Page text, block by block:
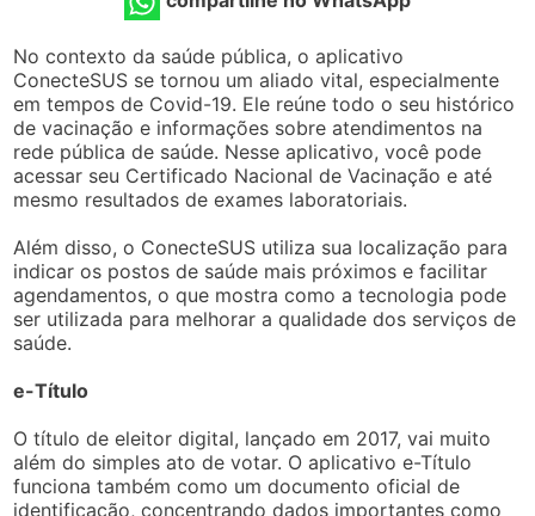
No contexto da saúde pública, o aplicativo
ConecteSUS se tornou um aliado vital, especialmente
em tempos de Covid-19. Ele reúne todo o seu histórico
de vacinação e informações sobre atendimentos na
rede pública de saúde. Nesse aplicativo, você pode
acessar seu Certificado Nacional de Vacinação e até
mesmo resultados de exames laboratoriais.
Além disso, o ConecteSUS utiliza sua localização para
indicar os postos de saúde mais próximos e facilitar
agendamentos, o que mostra como a tecnologia pode
ser utilizada para melhorar a qualidade dos serviços de
saúde.
e-Título
O título de eleitor digital, lançado em 2017, vai muito
além do simples ato de votar. O aplicativo e-Título
funciona também como um documento oficial de
identificação, concentrando dados importantes como